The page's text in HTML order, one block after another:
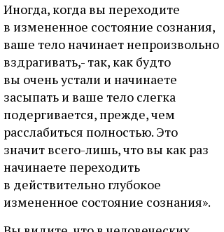
Иногда, когда вы переходите
в измененное состояние сознания,
ваше тело начинает непроизвольно
вздрагивать,- так, как будто
вы очень устали и начинаете
засыпать и ваше тело слегка
подергивается, прежде, чем
расслабиться полностью. Это
значит всего-лишь, что вы как раз
начинаете переходить
в действительно глубокое
измененное состояние сознания».